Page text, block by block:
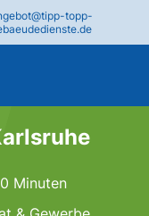
topp-
Minuten